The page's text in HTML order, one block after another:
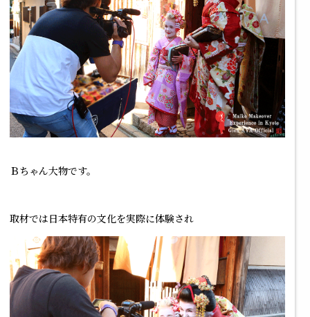
Ｂちゃん大物です。
取材では日本特有の文化を実際に体験され